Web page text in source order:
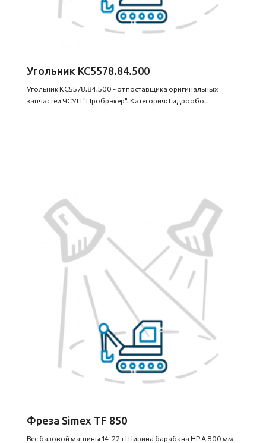
Угольник КС5578.84.500
Угольник КС5578.84.500 - от поставщика оригинальных
запчастей ЧСУП "Пробрэкер". Категория: Гидрообо..
Фреза Simex TF 850
Вес базовой машины 14-22 т Ширина барабана HP A 800 мм